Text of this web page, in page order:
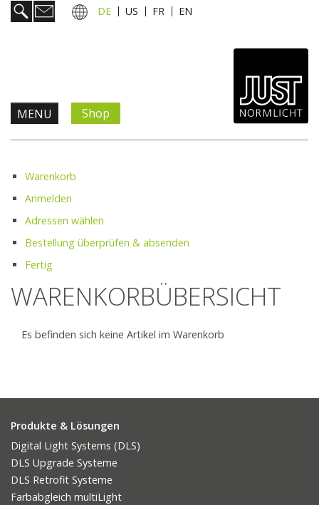
DE US FR EN
MENU
Information & Service
Aktuelles
Unternehmen
Shop
Warenkorb
Anmelden
Adressen wählen
Bestellung überprüfen & absenden
Fertig
WARENKORBÜBERSICHT
Es befinden sich keine Artikel im Warenkorb
Produkte & Lösungen
Digital Light Systems (DLS)
DLS Upgrade Systeme
DLS Retrofit Systeme
Farbabgleich multiLight